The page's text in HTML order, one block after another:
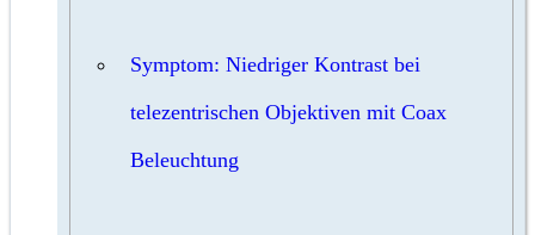
Symptom: Niedriger Kontrast bei
telezentrischen Objektiven mit Coax
Beleuchtung